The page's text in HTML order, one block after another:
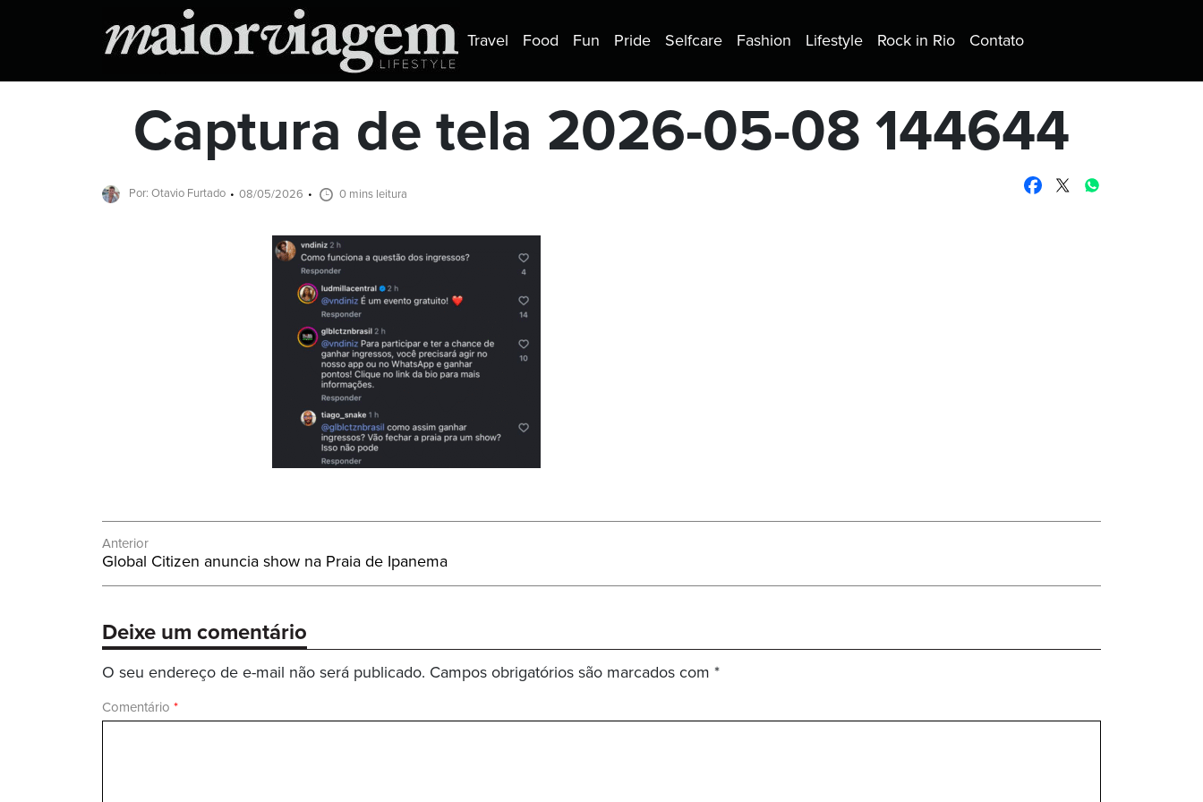
Travel Food Fun Pride Selfcare Fashion Lifestyle Rock in Rio Contato
Captura de tela 2026-05-08 144644
Por: Otavio Furtado 08/05/2026 0 mins leitura
Navegação
de
Anterior
Post
Anterior:
Global Citizen anuncia show na Praia de Ipanema
Deixe um comentário
O seu endereço de e-mail não será publicado. Campos obrigatórios são marcados com *
Comentário *